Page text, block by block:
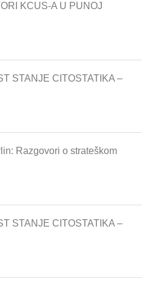
KCUS-A U PUNOJ
STANJE CITOSTATIKA –
Razgovori o strateškom
STANJE CITOSTATIKA –